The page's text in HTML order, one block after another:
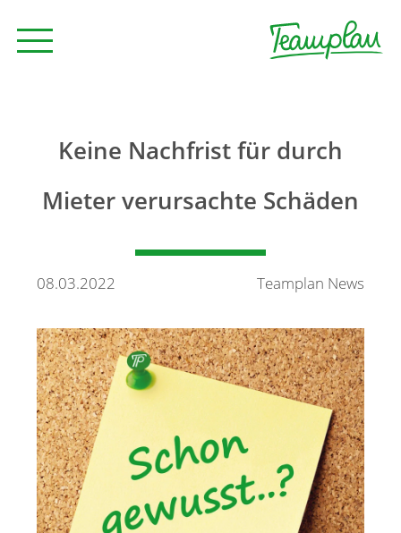
Beratung
Kontakt
Merkzettel
Newsletter
Keine Nachfrist für durch
Mieter verursachte Schäden
08.03.2022 Teamplan News